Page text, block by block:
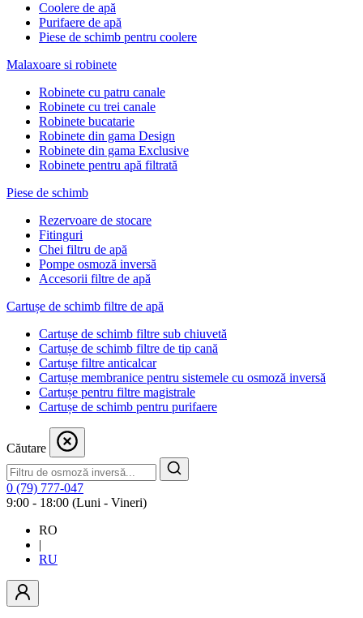
Сoolere de apă
Purifaere de apă
Piese de schimb pentru coolere
Malaxoare si robinete
Robinete cu patru canale
Robinete cu trei canale
Robinete bucatarie
Robinete din gama Design
Robinete din gama Exclusive
Robinete pentru apă filtrată
Piese de schimb
Rezervoare de stocare
Fitinguri
Chei filtru de apă
Pompe osmoză inversă
Accesorii filtre de apă
Cartușe de schimb filtre de apă
Cartușe de schimb filtre sub chiuvetă
Cartușe de schimb filtre de tip cană
Cartușe filtre anticalcar
Cartușe membranice pentru sistemele cu osmoză inversă
Cartușe pentru filtre magistrale
Cartușe de schimb pentru purifaere
Căutare
0 (79) 777-047
9:00 - 18:00 (Luni - Vineri)
RO
|
RU